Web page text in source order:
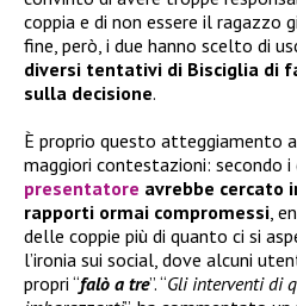
coppia e di non essere il ragazzo
fine, però, i due hanno scelto di
diversi tentativi di Bisciglia di
sulla decisione.
È proprio questo atteggiamento
maggiori contestazioni: secondo
presentatore avrebbe cercato
rapporti ormai compromessi,
delle coppie più di quanto ci si
l’ironia sui social, dove alcuni
propri “falò a tre”. “Gli interventi di